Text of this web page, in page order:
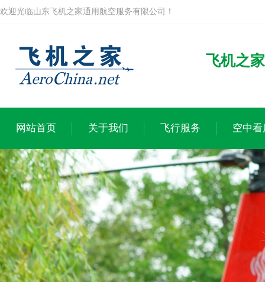
欢迎光临山东飞机之家通用航空服务有限公司！
飞机之
网站首页 关于我们 飞行服务 空中看